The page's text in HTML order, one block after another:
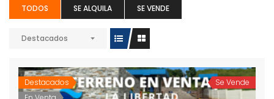
TODOS SE ALQUILA SE VENDE
Destacados
Destacados
Se Vende